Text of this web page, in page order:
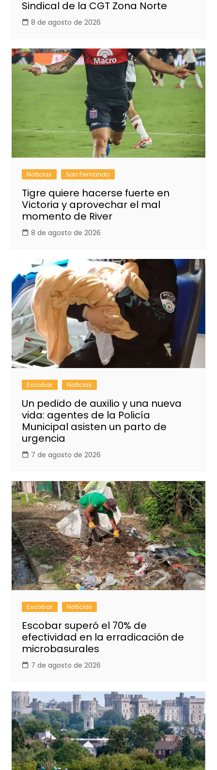
Sindical de la CGT Zona Norte
8 de agosto de 2026
Noticias San Fernando
Tigre quiere hacerse fuerte en
Victoria y aprovechar el mal
momento de River
8 de agosto de 2026
Escobar Noticias
Un pedido de auxilio y una nueva
vida: agentes de la Policía
Municipal asisten un parto de
urgencia
7 de agosto de 2026
Escobar Noticias
Escobar superó el 70% de
efectividad en la erradicación de
microbasurales
7 de agosto de 2026